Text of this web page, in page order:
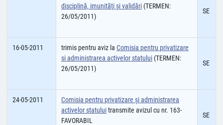
disciplină, imunităţi şi validări (TERMEN:
26/05/2011)
SE
16-05-2011 trimis pentru aviz la Comisia pentru privatizare
si administrarea activelor statului (TERMEN:
26/05/2011)
SE
24-05-2011
Comisia pentru privatizare şi administrarea
activelor statuluitransmite avizul cu nr. 163-
FAVORABIL
SE